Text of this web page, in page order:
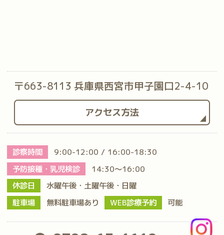
〒663-8113 兵庫県西宮市甲子園口2-4-10
アクセス方法
診察時間
9:00-12:00 / 16:00-18:30
予防接種・乳児検診
14:30～16:00
休診日
水曜午後・土曜午後・日曜
駐車場
無料駐車場あり WEB診療予約 可能